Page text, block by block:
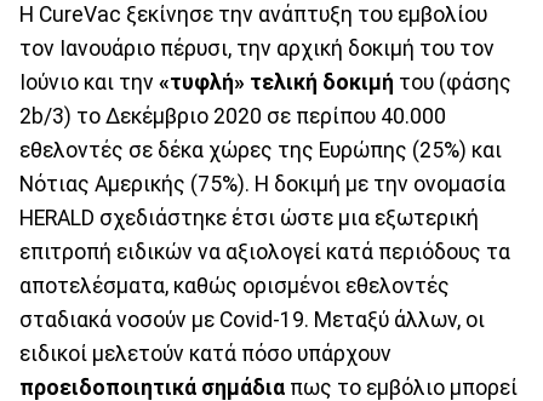
Η CureVac ξεκίνησε την ανάπτυξη του εμβολίου
τον Ιανουάριο πέρυσι, την αρχική δοκιμή του τον
Ιούνιο και την «τυφλή» τελική δοκιμή του (φάσης
2b/3) το Δεκέμβριο 2020 σε περίπου 40.000
εθελοντές σε δέκα χώρες της Ευρώπης (25%) και
Νότιας Αμερικής (75%). Η δοκιμή με την ονομασία
HERALD σχεδιάστηκε έτσι ώστε μια εξωτερική
επιτροπή ειδικών να αξιολογεί κατά περιόδους τα
αποτελέσματα, καθώς ορισμένοι εθελοντές
σταδιακά νοσούν με Covid-19. Μεταξύ άλλων, οι
ειδικοί μελετούν κατά πόσο υπάρχουν
προειδοποιητικά σημάδια πως το εμβόλιο μπορεί